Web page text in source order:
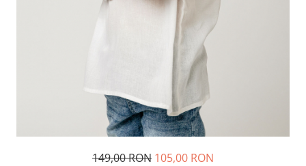
149,00 RON 105,00 RON